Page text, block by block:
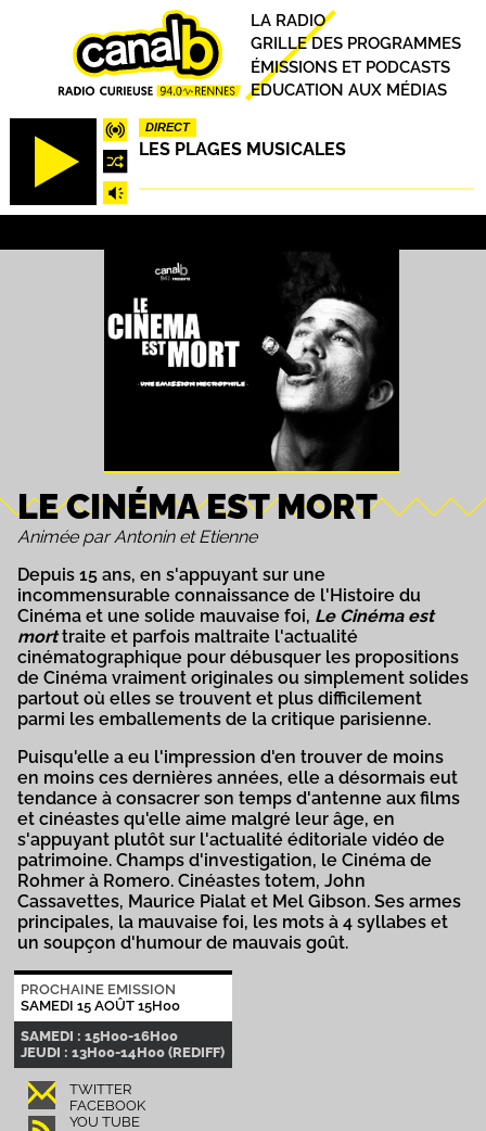
DIRECT
LES PLAGES MUSICALES
Principal
LA RADIO
GRILLE DES PROGRAMMES
ÉMISSIONS ET PODCASTS
EDUCATION AUX MÉDIAS
LE CINÉMA EST MORT
Animée par Antonin et Etienne
Depuis 15 ans, en s'appuyant sur une
incommensurable connaissance de l'Histoire du
Cinéma et une solide mauvaise foi, Le Cinéma est
morttraite et parfois maltraite l'actualité
cinématographique pour débusquer les propositions
de Cinéma vraiment originales ou simplement solides
partout où elles se trouvent et plus difficilement
parmi les emballements de la critique parisienne.
Puisqu'elle a eu l'impression d'en trouver de moins
en moins ces dernières années, elle a désormais eut
tendance à consacrer son temps d'antenne aux films
et cinéastes qu'elle aime malgré leur âge, en
s'appuyant plutôt sur l'actualité éditoriale vidéo de
patrimoine. Champs d'investigation, le Cinéma de
Rohmer à Romero. Cinéastes totem, John
Cassavettes, Maurice Pialat et Mel Gibson. Ses armes
principales, la mauvaise foi, les mots à 4 syllabes et
un soupçon d'humour de mauvais goût.
PROCHAINE EMISSION
SAMEDI 15 AOÛT 15H00
SAMEDI : 15H00-16H00
JEUDI : 13H00-14H00 (REDIFF)
TWITTER
FACEBOOK
YOU TUBE